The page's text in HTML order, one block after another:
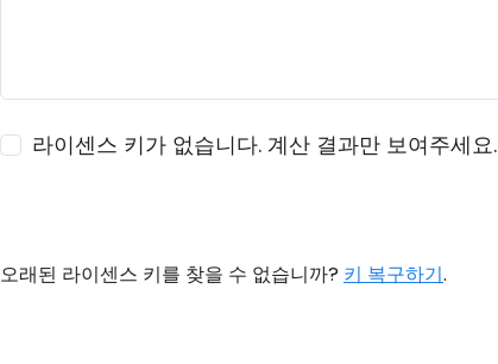
라이센스 키가 없습니다. 계산 결과만 보여주세요.
오래된 라이센스 키를 찾을 수 없습니까? 키 복구하기.